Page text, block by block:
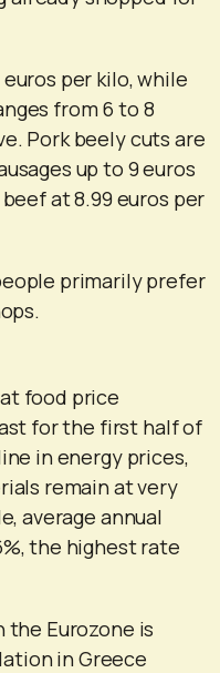
per kilo, while
from 6 to 8
Pork beely cuts are
up to 9 euros
at 8.99 euros per
primarily prefer
food price
for the first half of
in energy prices,
remain at very
average annual
the highest rate
Eurozone is
in Greece